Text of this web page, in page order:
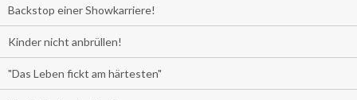
Backstop einer Showkarriere!
Kinder nicht anbrüllen!
"Das Leben fickt am härtesten"